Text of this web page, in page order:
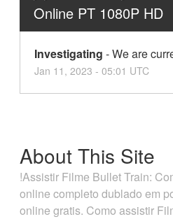
Online PT 1080P HD
Investigating -We are
Jan 11 , 2023 - 05:01 UTC
About This Site
!Assistir Filme Bullet Train:
online completo dublado em
online gratis. Como assistir